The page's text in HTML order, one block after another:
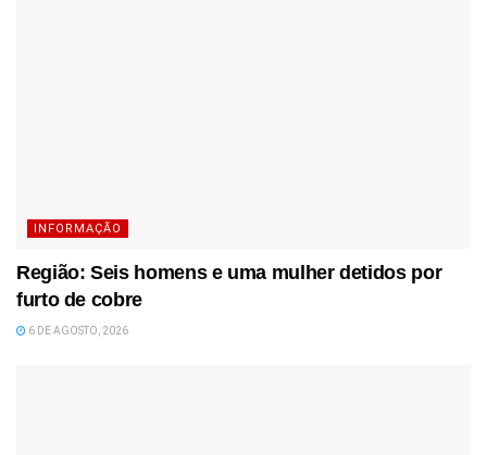
INFORMAÇÃO
Região: Seis homens e uma mulher detidos por
furto de cobre
6 DE AGOSTO, 2026